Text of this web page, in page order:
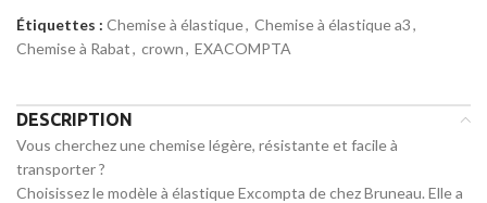
Étiquettes : Chemise à élastique, Chemise à élastique a3,
Chemise à Rabat, crown, EXACOMPTA
DESCRIPTION
Vous cherchez une chemise légère, résistante et facile à
transporter ?
Choisissez le modèle à élastique Excompta de chez Bruneau. Elle a